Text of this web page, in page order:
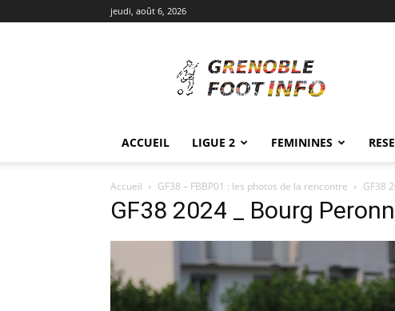
jeudi, août 6, 2026
Foot
Info
ACCUEIL LIGUE 2 FEMININES
Accueil GF38 – FBBP01 : les photos de la rencontre GF38
GF38 2024 _ Bourg